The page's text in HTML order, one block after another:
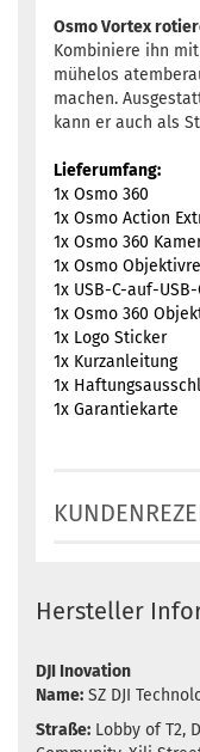
Osmo Vortex
Kombiniere ihn
mühelos
machen.
kann er auch als
Lieferumfang:
1x Osmo 360
1x Osmo Action
1x Osmo 360
1x Osmo
1x USB-C-auf-
1x Osmo 360
1x Logo Sticker
1x Kurzanleitung
1x
1x Garantiekarte
Hersteller
DJI Inovation
Name: SZ DJI
Straße: Lobby of T2,